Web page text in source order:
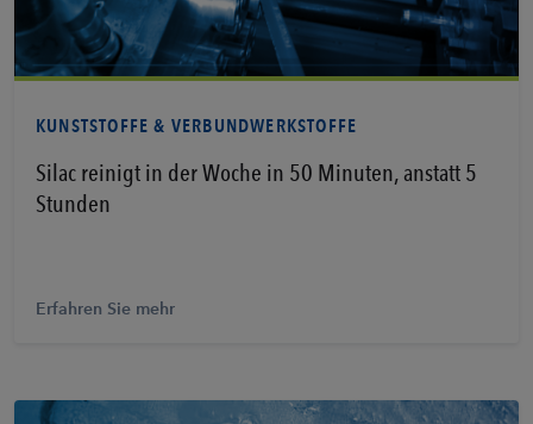
KUNSTSTOFFE & VERBUNDWERKSTOFFE
Silac reinigt in der Woche in 50 Minuten, anstatt 5
Stunden
Erfahren Sie mehr
Erfahren Sie mehr